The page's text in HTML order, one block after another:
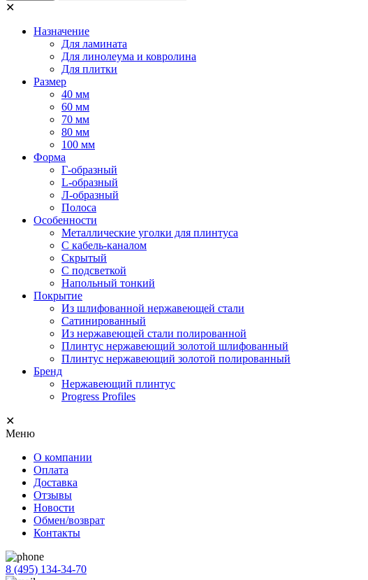
✕
Назначение
Для ламината
Для линолеума и ковролина
Для плитки
Размер
40 мм
60 мм
70 мм
80 мм
100 мм
Форма
Г-образный
L-образный
Л-образный
Полоса
Особенности
Металлические уголки для плинтуса
С кабель-каналом
Скрытый
С подсветкой
Напольный тонкий
Покрытие
Из шлифованной нержавеющей стали
Сатинированный
Из нержавеющей стали полированной
Плинтус нержавеющий золотой шлифованный
Плинтус нержавеющий золотой полированный
Бренд
Нержавеющий плинтус
Progress Profiles
✕
Меню
О компании
Оплата
Доставка
Отзывы
Новости
Обмен/возврат
Контакты
8 (495) 134-34-70